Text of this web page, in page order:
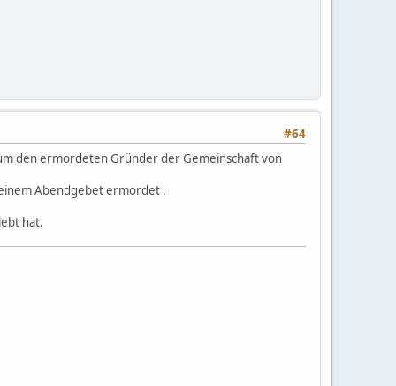
#64
den ermordeten Gründer der Gemeinschaft von
Abendgebet ermordet .
hat.